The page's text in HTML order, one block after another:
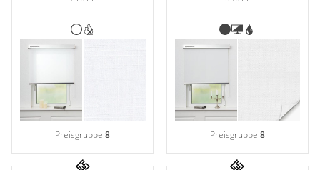
Preisgruppe8 Preisgruppe 8